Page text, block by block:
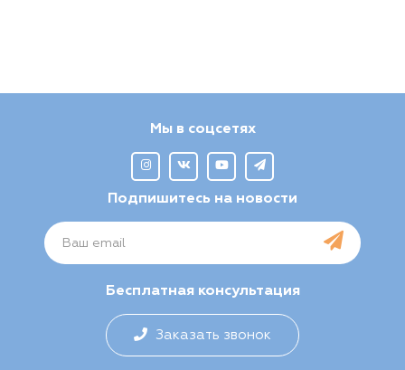
Мы в соцсетях
Подпишитесь на новости
Бесплатная консультация
Заказать звонок